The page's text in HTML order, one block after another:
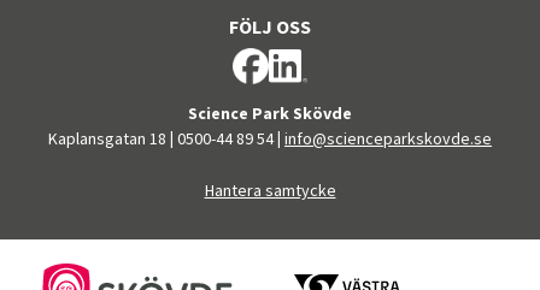
Science Park Skövde
Kaplansgatan 18 | 0500-44 89 54| info@scienceparkskovde.se
Hantera samtycke
FÖLJ OSS
FINANSIÄRER